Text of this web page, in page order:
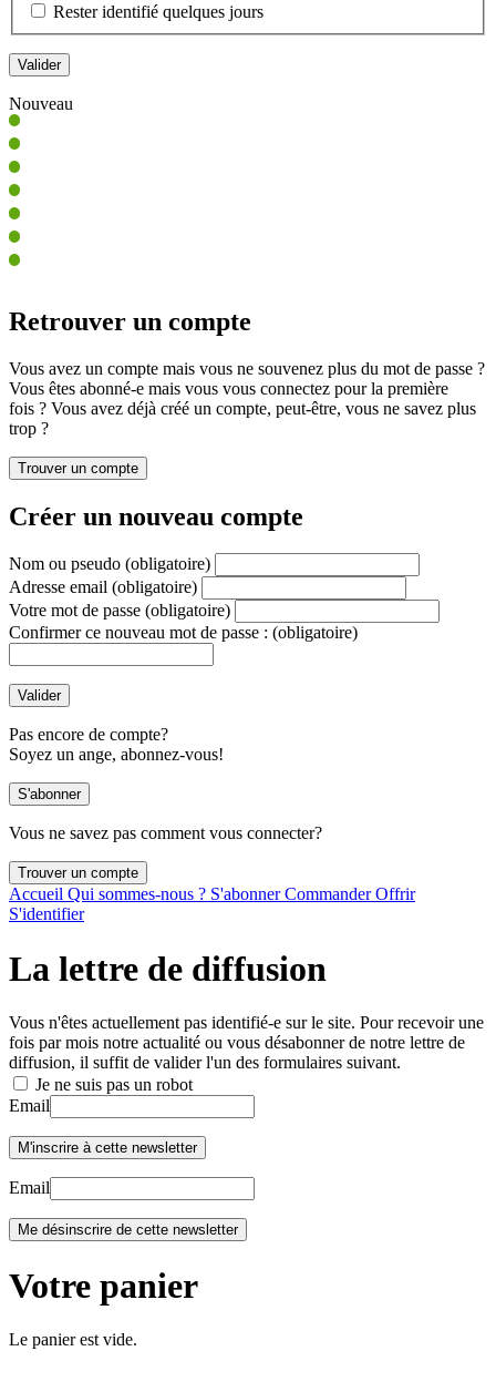
Rester identifié quelques jours
Nouveau
Retrouver un compte
Vous avez un compte mais vous ne souvenez plus du mot de passe ?
Vous êtes abonné-e mais vous vous connectez pour la première
fois ? Vous avez déjà créé un compte, peut-être, vous ne savez plus
trop ?
Créer un nouveau compte
Nom ou pseudo (obligatoire)
Adresse email (obligatoire)
Votre mot de passe (obligatoire)
Confirmer ce nouveau mot de passe : (obligatoire)
Pas encore de compte?
Soyez un ange, abonnez-vous!
Vous ne savez pas comment vous connecter?
Accueil Qui sommes-nous ? S'abonnerCommanderOffrir
S'identifier
La lettre de diffusion
Vous n'êtes actuellement pas identifié-e sur le site. Pour recevoir une
fois par mois notre actualité ou vous désabonner de notre lettre de
diffusion, il suffit de valider l'un des formulaires suivant.
Je ne suis pas un robot
Email
Email
Votre panier
Le panier est vide.